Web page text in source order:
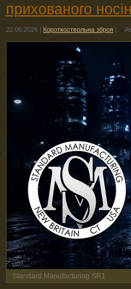
прихованого
22.06.2026 | Короткоствольна зброя |
Standard Manufacturing SR1